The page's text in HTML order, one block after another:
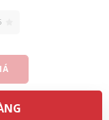
800g)